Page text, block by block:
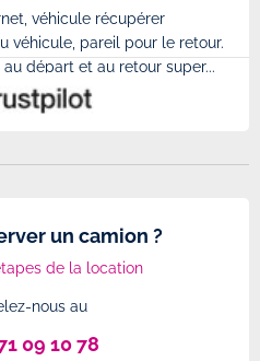
véhicule récupérer
véhicule, pareil pour le retour.
départ et au retour super...
un camion ?
de la location
nous au
09 10 78